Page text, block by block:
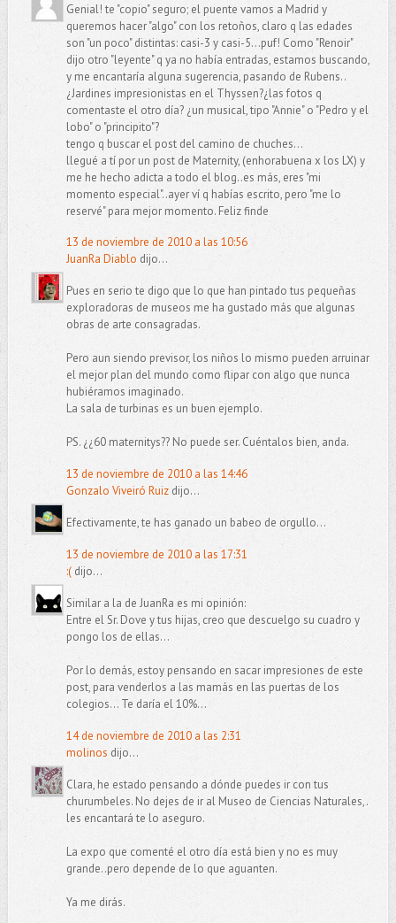
Genial! te "copio" seguro; el puente vamos a Madrid y
queremos hacer "algo" con los retoños, claro q las edades
son "un poco" distintas: casi-3 y casi-5...puf! Como "Renoir"
dijo otro "leyente" q ya no había entradas, estamos buscando,
y me encantaría alguna sugerencia, pasando de Rubens..
¿Jardines impresionistas en el Thyssen?¿las fotos q
comentaste el otro día? ¿un musical, tipo "Annie" o "Pedro y el
lobo" o "principito"?
tengo q buscar el post del camino de chuches...
llegué a tí por un post de Maternity, (enhorabuena x los LX) y
me he hecho adicta a todo el blog..es más, eres "mi
momento especial"..ayer ví q habías escrito, pero "me lo
reservé" para mejor momento. Feliz finde
13 de noviembre de 2010 a las 10:56
JuanRa Diablo dijo...
Pues en serio te digo que lo que han pintado tus pequeñas
exploradoras de museos me ha gustado más que algunas
obras de arte consagradas.
Pero aun siendo previsor, los niños lo mismo pueden arruinar
el mejor plan del mundo como flipar con algo que nunca
hubiéramos imaginado.
La sala de turbinas es un buen ejemplo.
PS. ¿¿60 maternitys?? No puede ser. Cuéntalos bien, anda.
13 de noviembre de 2010 a las 14:46
Gonzalo Viveiró Ruizdijo...
Efectivamente, te has ganado un babeo de orgullo...
13 de noviembre de 2010 a las 17:31
:(dijo...
Similar a la de JuanRa es mi opinión:
Entre el Sr. Dove y tus hijas, creo que descuelgo su cuadro y
pongo los de ellas...
Por lo demás, estoy pensando en sacar impresiones de este
post, para venderlos a las mamás en las puertas de los
colegios... Te daría el 10%...
14 de noviembre de 2010 a las 2:31
molinos dijo...
Clara, he estado pensando a dónde puedes ir con tus
churumbeles. No dejes de ir al Museo de Ciencias Naturales,.
les encantará te lo aseguro.
La expo que comenté el otro día está bien y no es muy
grande..pero depende de lo que aguanten.
Ya me dirás.